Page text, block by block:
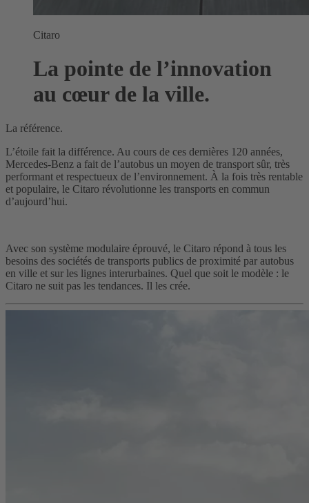
Citaro
La pointe de l’innovation
au cœur de la ville.
La référence.
L’étoile fait la différence. Au cours de ces dernières 120 années,
Mercedes-Benz a fait de l’autobus un moyen de transport sûr, très
performant et respectueux de l’environnement. À la fois très rentable
et populaire, le Citaro révolutionne les transports en commun
d’aujourd’hui.
Avec son système modulaire éprouvé, le Citaro répond à tous les
besoins des sociétés de transports publics de proximité par autobus
en ville et sur les lignes interurbaines. Quel que soit le modèle : le
Citaro ne suit pas les tendances. Il les crée.